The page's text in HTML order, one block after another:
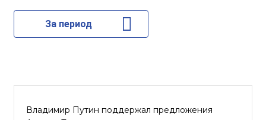
За период
Владимир Путин поддержал предложения